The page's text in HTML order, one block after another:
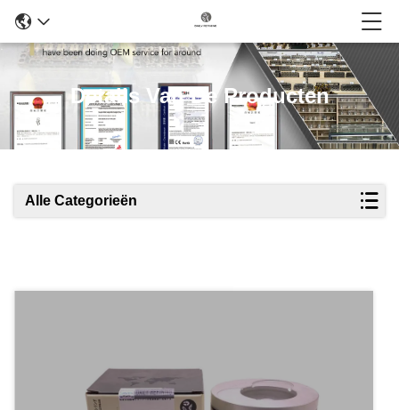
Details Van De Producten
Alle Categorieën